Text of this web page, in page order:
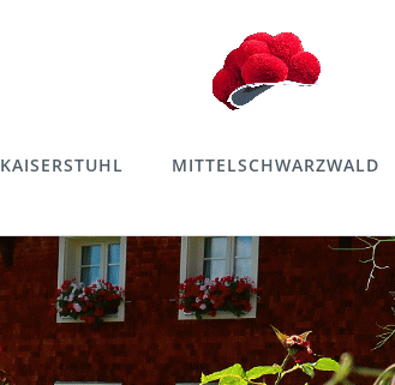
KAISERSTUHL MITTELSCHWARZWALD